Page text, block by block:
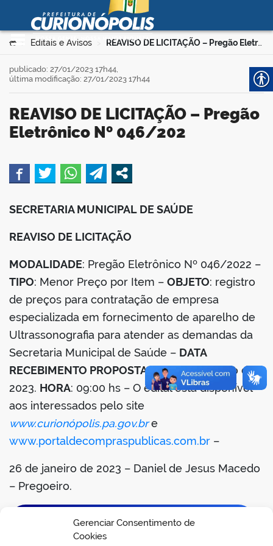
Gerenciar Consentimento de
Cookies
Ir para o conteúdo
Prefeitura Municipal de
Curionópolis
portal
Você está aqui:
Editais e Avisos > REAVISO DE LICITAÇÃO – Pregão Eletrônico Nº 046/202
REAVISO DE LICITAÇÃO – Pregão
Eletrônico Nº 046/202
publicado: 27/01/2023 17h44,
última modificação: 27/01/2023 17h44
SECRETARIA MUNICIPAL DE SAÚDE
REAVISO DE LICITAÇÃO
MODALIDADE: Pregão Eletrônico Nº 046/2022 –
TIPO: Menor Preço por Item – OBJETO: registro
de preços para contratação de empresa
especializada em fornecimento de aparelho de
Ultrassonografia para atender as demandas da
Secretaria Municipal de Saúde – DATA
RECEBIMENTO PROPOSTAS: 10 de fevereiro de
2023. HORA: 09:00 hs – O edital está disponível
aos interessados pelo site
www.curionópolis.pa.gov.bre
www.portaldecompraspublicas.com.br –
26 de janeiro de 2023 – Daniel de Jesus Macedo
– Pregoeiro.
BAIXAR EDITAL – REAVISO DE LICITAÇÃO